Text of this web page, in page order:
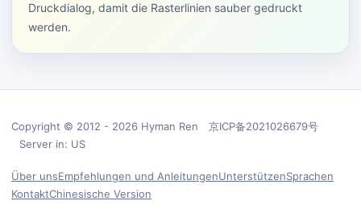
Druckdialog, damit die Rasterlinien sauber gedruckt
werden.
Copyright © 2012 - 2026 Hyman Ren 京ICP备2021026679号
Server in: US
Über unsEmpfehlungen und AnleitungenUnterstützenSprachen
KontaktChinesische Version